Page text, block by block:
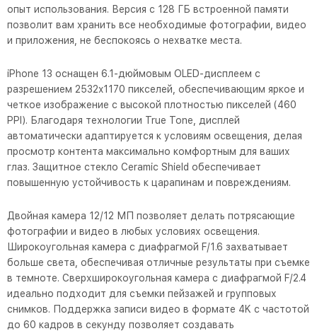
опыт использования. Версия с 128 ГБ встроенной памяти
позволит вам хранить все необходимые фотографии, видео
и приложения, не беспокоясь о нехватке места.
iPhone 13 оснащен 6.1-дюймовым OLED-дисплеем с
разрешением 2532x1170 пикселей, обеспечивающим яркое и
четкое изображение с высокой плотностью пикселей (460
PPI). Благодаря технологии True Tone, дисплей
автоматически адаптируется к условиям освещения, делая
просмотр контента максимально комфортным для ваших
глаз. Защитное стекло Ceramic Shield обеспечивает
повышенную устойчивость к царапинам и повреждениям.
Двойная камера 12/12 МП позволяет делать потрясающие
фотографии и видео в любых условиях освещения.
Широкоугольная камера с диафрагмой F/1.6 захватывает
больше света, обеспечивая отличные результаты при съемке
в темноте. Сверхширокоугольная камера с диафрагмой F/2.4
идеально подходит для съемки пейзажей и групповых
снимков. Поддержка записи видео в формате 4K с частотой
до 60 кадров в секунду позволяет создавать